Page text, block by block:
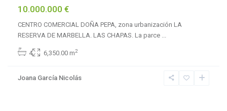
10.000.000 €
CENTRO COMERCIAL DOÑA PEPA, zona urbanización LA
RESERVA DE MARBELLA. LAS CHAPAS. La parce ...
4 6,350.00 m2
Joana García Nicolás